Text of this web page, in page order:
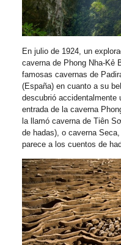
En julio de 1924, un
caverna de Phong Nha-Kẻ
famosas cavernas de
(España) en cuanto a su
descubrió accidentalmente
entrada de la caverna
la llamó caverna de Tiên
de hadas), o caverna
parece a los cuentos de